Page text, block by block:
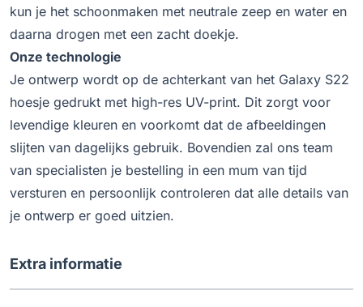
kun je het schoonmaken met neutrale zeep en water en
daarna drogen met een zacht doekje.
Onze technologie
Je ontwerp wordt op de achterkant van het Galaxy S22
hoesje gedrukt met high-res UV-print. Dit zorgt voor
levendige kleuren en voorkomt dat de afbeeldingen
slijten van dagelijks gebruik. Bovendien zal ons team
van specialisten je bestelling in een mum van tijd
versturen en persoonlijk controleren dat alle details van
je ontwerp er goed uitzien.
Extra informatie